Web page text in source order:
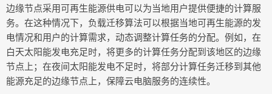
边缘节点采用可再生能源供电可以为当地用户提供便捷的计算服
务。在这种情况下，负载迁移算法可以根据当地可再生能源的发
电情况和用户的计算需求，动态调整计算任务的分配。例如，在
白天太阳能发电充足时，将更多的计算任务分配到该地区的边缘
节点上；在夜间太阳能发电不足时，将部分计算任务迁移到其他
能源充足的边缘节点上，保障云电脑服务的连续性。